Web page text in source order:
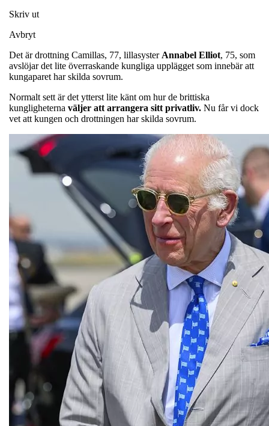
Skriv ut
Avbryt
Det är drottning Camillas, 77, lillasyster Annabel Elliot, 75, som
avslöjar det lite överraskande kungliga upplägget som innebär att
kungaparet har skilda sovrum.
Normalt sett är det ytterst lite känt om hur de brittiska
kungligheterna väljer att arrangera sitt privatliv. Nu får vi dock
vet att kungen och drottningen har skilda sovrum.